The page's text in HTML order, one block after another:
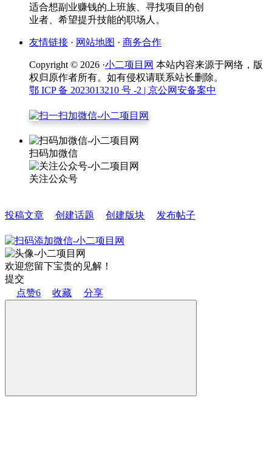
适合想副业赚钱的上班族、寻找项目的创
业者、希望提升技能的职场人。
友情链接 · 网站地图 · 商务合作
Copyright © 2026 ·小二项目网 本站内容来源于网络，版
权归原作者所有。如有侵权请联系站长删除。
鄂 ICP 备 2023013210 号 -2 | 京公网安备案中
扫码加微信
关注公众号
投稿文章 创建话题 创建版块 发布帖子
欢迎您留下宝贵的见解！
提交
点赞6 收藏 分享